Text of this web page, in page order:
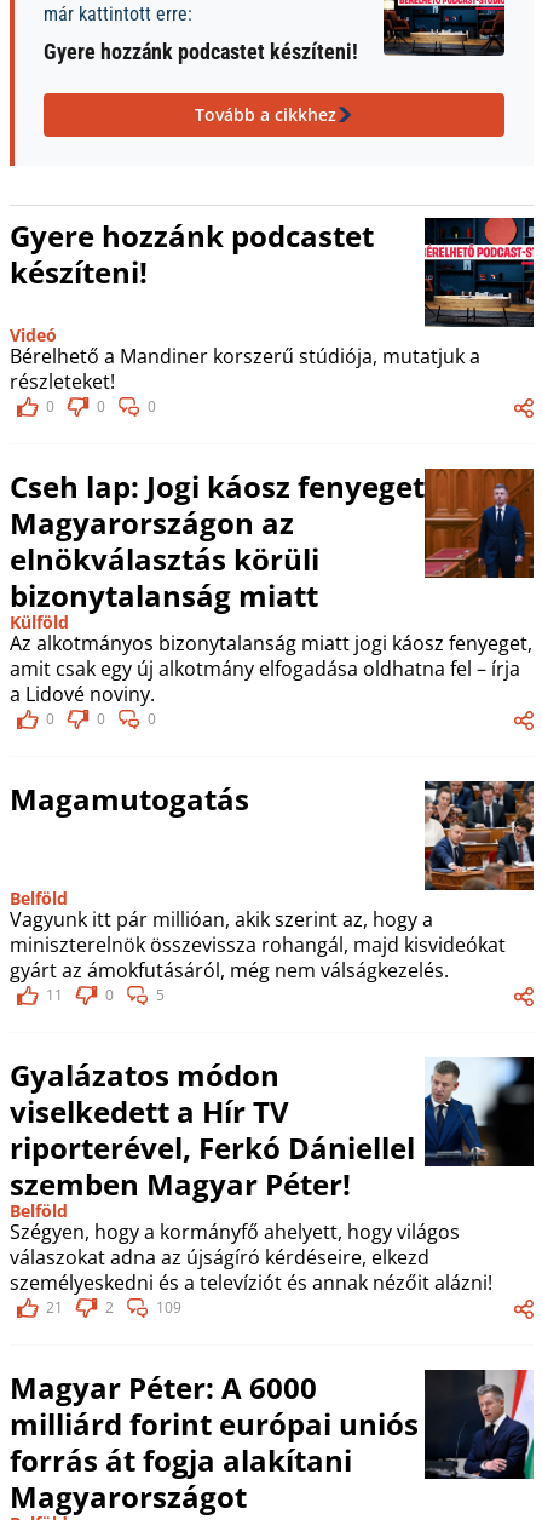
már kattintott erre:
Gyere hozzánk podcastet készíteni!
Tovább a cikkhez
Gyere hozzánk podcastet
készíteni!
Videó
Bérelhető a Mandiner korszerű stúdiója, mutatjuk a
részleteket!
0 0 0
Cseh lap: Jogi káosz fenyeget
Magyarországon az
elnökválasztás körüli
bizonytalanság miatt
Külföld
Az alkotmányos bizonytalanság miatt jogi káosz fenyeget,
amit csak egy új alkotmány elfogadása oldhatna fel – írja
a Lidové noviny.
0 0 0
Magamutogatás
Belföld
Vagyunk itt pár millióan, akik szerint az, hogy a
miniszterelnök összevissza rohangál, majd kisvideókat
gyárt az ámokfutásáról, még nem válságkezelés.
11 0 5
Gyalázatos módon
viselkedett a Hír TV
riporterével, Ferkó Dániellel
szemben Magyar Péter!
Belföld
Szégyen, hogy a kormányfő ahelyett, hogy világos
válaszokat adna az újságíró kérdéseire, elkezd
személyeskedni és a televíziót és annak nézőit alázni!
21 2 109
Magyar Péter: A 6000
milliárd forint európai uniós
forrás át fogja alakítani
Magyarországot